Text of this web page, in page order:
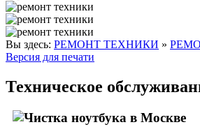
Вы здесь: РЕМОНТ ТЕХНИКИ »
Версия для печати
Техническое